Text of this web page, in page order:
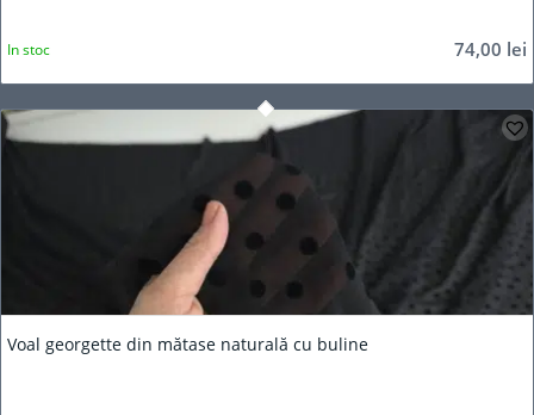
74,00 lei
In stoc
Voal georgette din mătase naturală cu buline